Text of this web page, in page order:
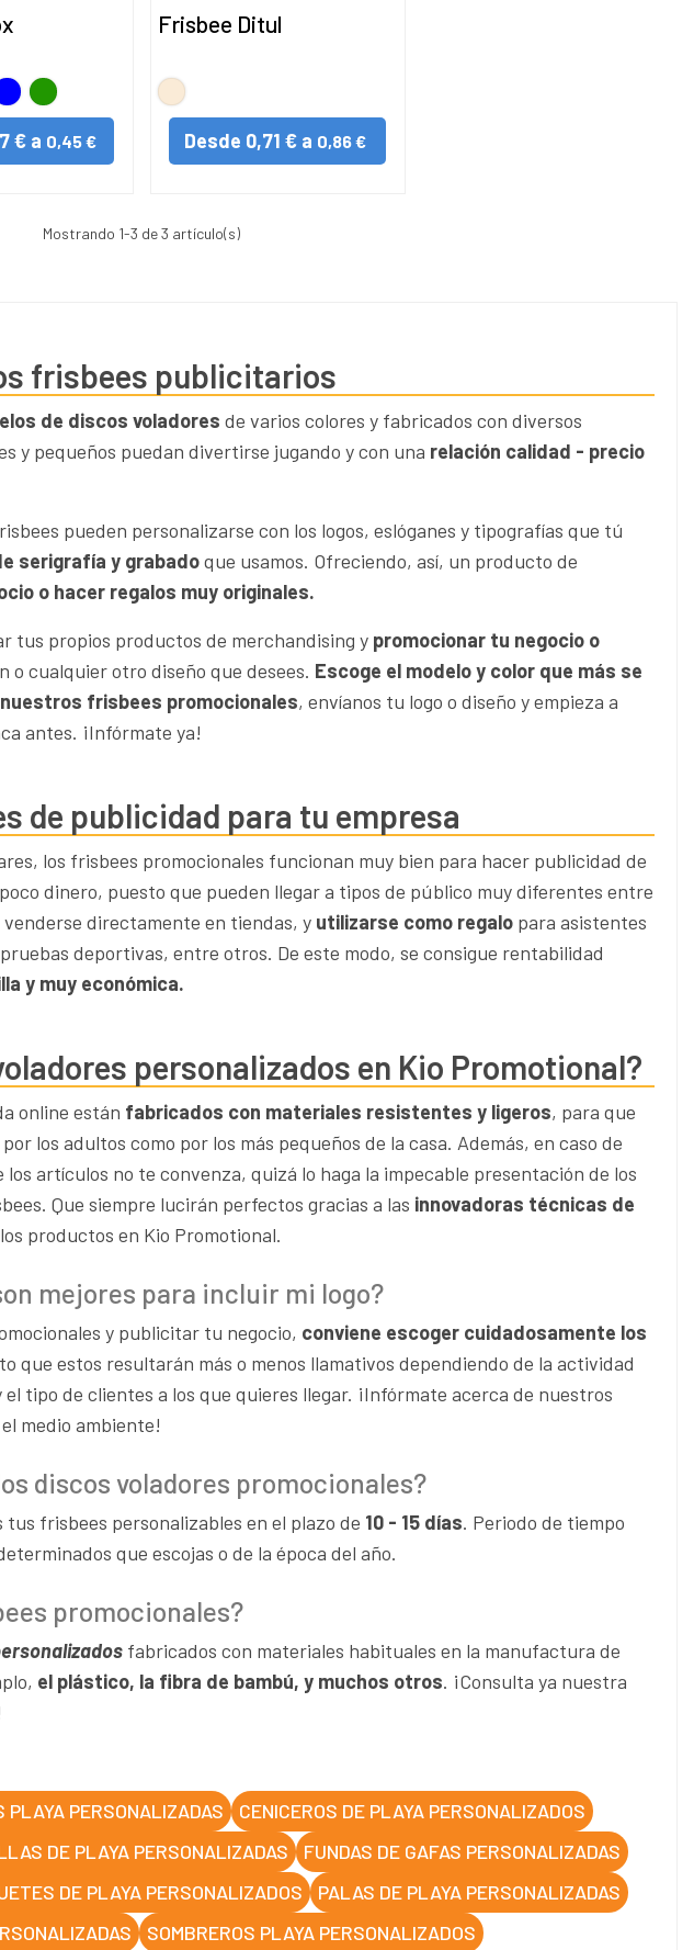
VERDE
€ a 0,45 €
Frisbee Ditul
NATURAL
Desde 0,71 € a 0,86 €
Mostrando 1-3 de 3 artículo(s)
frisbees publicitarios
de discos voladores de varios colores y fabricados con diversos
y pequeños puedan divertirse jugando y con una relación calidad - precio
pueden personalizarse con los logos, eslóganes y tipografías que tú
serigrafía y grabadoque usamos. Ofreciendo, así, un producto de
o hacer regalos muy originales.
tus propios productos de merchandising y promocionar tu negocio o
o cualquier otro diseño que desees. Escoge el modelo y color que más se
frisbees promocionales, envíanos tu logo o diseño y empieza a
antes. ¡Infórmate ya!
de publicidad para tu empresa
los frisbees promocionales funcionan muy bien para hacer publicidad de
dinero, puesto que pueden llegar a tipos de público muy diferentes entre
directamente en tiendas, y utilizarse como regalo para asistentes
deportivas, entre otros. De este modo, se consigue rentabilidad
y muy económica.
personalizados en Kio Promotional?
online están fabricados con materiales resistentes y ligeros, para que
los adultos como por los más pequeños de la casa. Además, en caso de
artículos no te convenza, quizá lo haga la impecable presentación de los
Que siempre lucirán perfectos gracias a las innovadoras técnicas de
productos en Kio Promotional.
mejores para incluir mi logo?
y publicitar tu negocio, conviene escoger cuidadosamente los
que estos resultarán más o menos llamativos dependiendo de la actividad
tipo de clientes a los que quieres llegar. ¡Infórmate acerca de nuestros
medio ambiente!
discos voladores promocionales?
frisbees personalizables en el plazo de 10 - 15 días. Periodo de tiempo
que escojas o de la época del año.
promocionales?
fabricados con materiales habituales en la manufactura de
el plástico, la fibra de bambú, y muchos otros. ¡Consulta ya nuestra
PLAYA PERSONALIZADAS
CENICEROS DE PLAYA PERSONALIZADOS
DE PLAYA PERSONALIZADAS
FUNDAS DE GAFAS PERSONALIZADAS
DE PLAYA PERSONALIZADOS
PALAS DE PLAYA PERSONALIZADAS
SOMBREROS PLAYA PERSONALIZADOS